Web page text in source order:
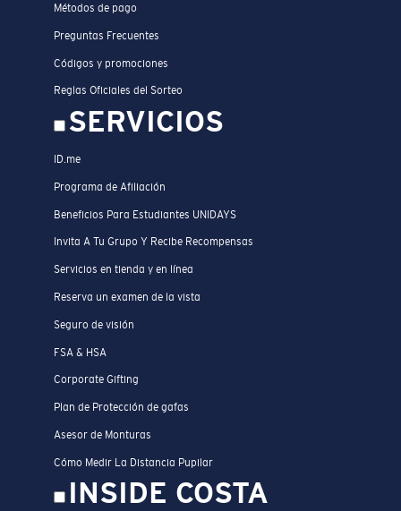
Métodos de pago
Preguntas Frecuentes
Códigos y promociones
Reglas Oficiales del Sorteo
SERVICIOS
ID.me
Programa de Afiliación
Beneficios Para Estudiantes UNIDAYS
Invita A Tu Grupo Y Recibe Recompensas
Servicios en tienda y en línea
Reserva un examen de la vista
Seguro de visión
FSA & HSA
Corporate Gifting
Plan de Protección de gafas
Asesor de Monturas
Cómo Medir La Distancia Pupilar
INSIDE COSTA